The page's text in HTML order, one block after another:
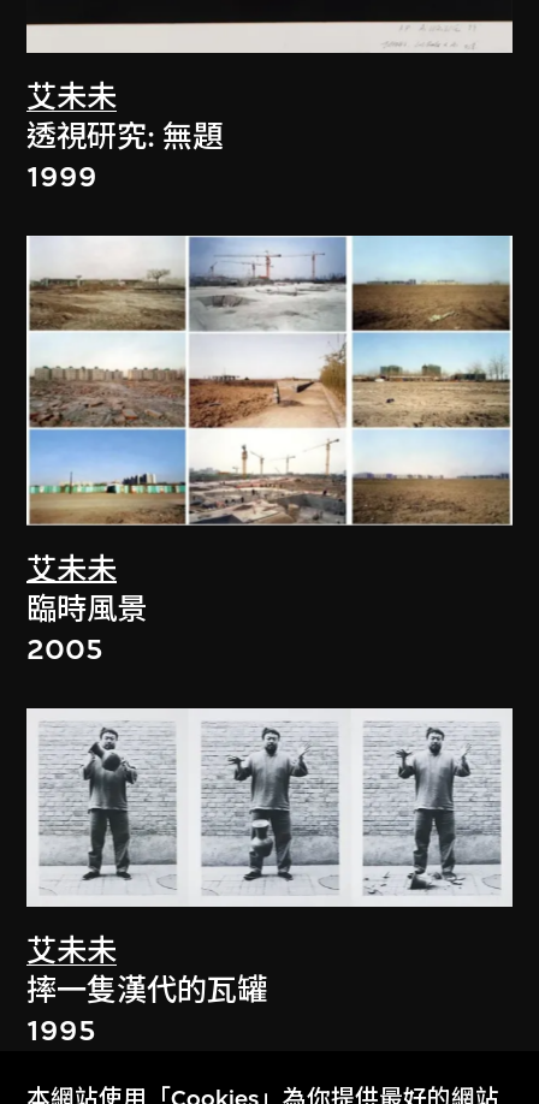
艾未未
透視研究: 無題
1999
艾未未
臨時風景
2005
艾未未
摔一隻漢代的瓦罐
1995
本網站使用「Cookies」為你提供最好的網站